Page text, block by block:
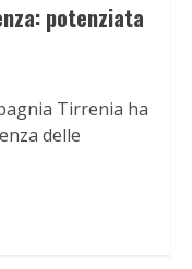
potenziata
Tirrenia ha
delle